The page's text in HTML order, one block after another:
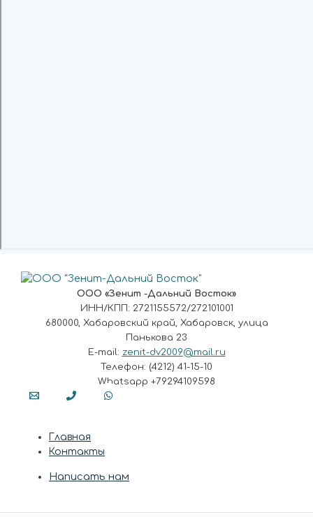
ООО «Зенит -Дальний Восток»
ИНН/КПП: 2721155572/272101001
680000, Хабаровский край, Хабаровск, улица
Панькова 23
E-mail: zenit-dv2009@mail.ru
Телефон: (4212) 41-15-10
Whatsapp +79294109598
Главная
Контакты
Написать нам